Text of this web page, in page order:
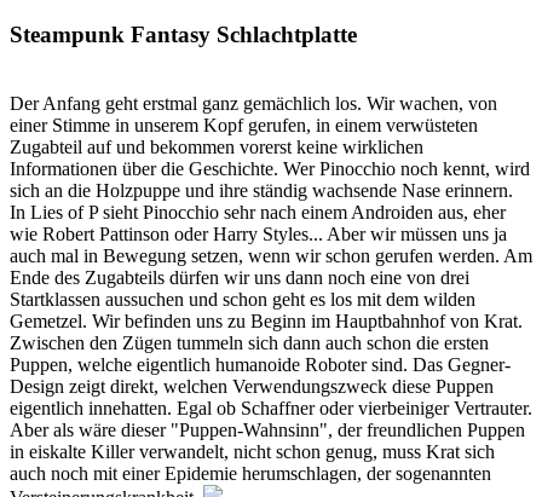
Steampunk Fantasy Schlachtplatte
Der Anfang geht erstmal ganz gemächlich los. Wir wachen, von
einer Stimme in unserem Kopf gerufen, in einem verwüsteten
Zugabteil auf und bekommen vorerst keine wirklichen
Informationen über die Geschichte. Wer Pinocchio noch kennt, wird
sich an die Holzpuppe und ihre ständig wachsende Nase erinnern.
In Lies of P sieht Pinocchio sehr nach einem Androiden aus, eher
wie Robert Pattinson oder Harry Styles... Aber wir müssen uns ja
auch mal in Bewegung setzen, wenn wir schon gerufen werden. Am
Ende des Zugabteils dürfen wir uns dann noch eine von drei
Startklassen aussuchen und schon geht es los mit dem wilden
Gemetzel. Wir befinden uns zu Beginn im Hauptbahnhof von Krat.
Zwischen den Zügen tummeln sich dann auch schon die ersten
Puppen, welche eigentlich humanoide Roboter sind. Das Gegner-
Design zeigt direkt, welchen Verwendungszweck diese Puppen
eigentlich innehatten. Egal ob Schaffner oder vierbeiniger Vertrauter.
Aber als wäre dieser "Puppen-Wahnsinn", der freundlichen Puppen
in eiskalte Killer verwandelt, nicht schon genug, muss Krat sich
auch noch mit einer Epidemie herumschlagen, der sogenannten